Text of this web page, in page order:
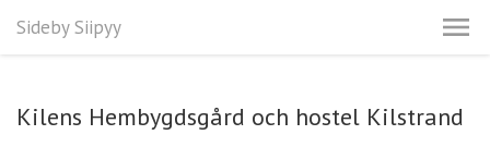
Sideby Siipyy
Kilens Hembygdsgård och hostel Kilstrand